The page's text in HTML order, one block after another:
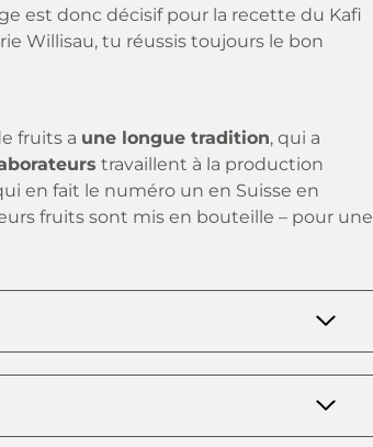
est donc décisif pour la recette du Kafi
Willisau, tu réussis toujours le bon
fruits a une longue tradition, qui a
travaillent à la production
en fait le numéro un en Suisse en
fruits sont mis en bouteille – pour une